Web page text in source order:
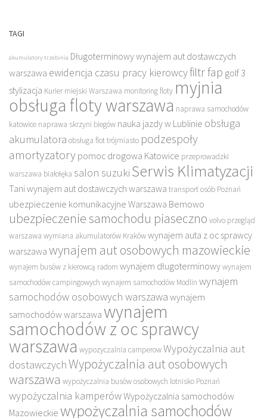
TAGI
akumulatory trzebinia Długoterminowy wynajem aut dostawczych
warszawa ewidencja czasu pracy kierowcyfiltr fap golf 3
stylizacja Kurier miejski Warszawa monitoring floty myjnia
obsługa floty warszawa naprawa samochodów
katowice naprawa skrzyni biegów nauka jazdy w Lublinie obsługa
akumulatora obsługa flot trójmiasto podzespoły
amortyzatory pomoc drogowa Katowice przeprowadzki
warszawa białołęka salon suzuki Serwis Klimatyzacji
Tani wynajem aut dostawczych warszawa transport osób Poznań
ubezpieczenie komunikacyjne Warszawa Bemowo
ubezpieczenie samochodu piaseczno volvo przegląd
warszawa wymiana akumulatorów Krakówwynajem auta z oc sprawcy
warszawa wynajem aut osobowych mazowieckie
wynajem busów z kierowcą radom wynajem długoterminowywynajem
samochodów campingowych wynajem samochodów Modlin wynajem
samochodów osobowych warszawa wynajem
samochodów warszawa wynajem
samochodów z oc sprawcy
warszawa wypozyczalnia camperowWypożyczalnia aut
dostawczychWypożyczalnia aut osobowych
warszawa wypożyczalnia busów osobowych lotnisko Poznań
wypożyczalnia kamperówWypożyczalnia samochodów
Mazowieckie wypożyczalnia samochodów